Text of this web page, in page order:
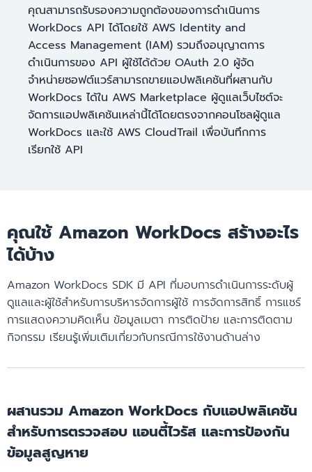
คุณสามารถรับรองความถูกต้องของการดำเนินการ
WorkDocs API ได้โดยใช้ AWS Identity and
Access Management (IAM) รวมถึงอนุญาตการ
ดำเนินการของ API ผู้ใช้ได้ด้วย OAuth 2.0 ผู้จัด
จำหน่ายซอฟต์แวร์สามารถขายแอปพลิเคชันที่ผสานกับ
WorkDocs ได้ใน AWS Marketplace ผู้ดูแลเว็บไซต์จะ
จัดการแอปพลิเคชันเหล่านี้ได้โดยตรงจากคอนโซลผู้ดูแล
WorkDocs และใช้ AWS CloudTrail เพื่อบันทึกการ
เรียกใช้ API
คุณใช้ Amazon WorkDocs สร้างอะไร
ได้บ้าง
Amazon WorkDocs SDK มี API ที่มอบการดำเนินการระดับผู้
ดูแลและผู้ใช้สำหรับการบริหารจัดการผู้ใช้ การจัดการสิทธิ์ การแชร์
การแสดงความคิดเห็น ข้อมูลเมตา การติดป้าย และการติดตาม
กิจกรรม เรียนรู้เพิ่มเติมเกี่ยวกับกรณีการใช้งานด้านล่าง
ผสานรวม Amazon WorkDocs กับแอปพลิเคชัน
สำหรับการตรวจสอบ แอนตี้ไวรัส และการป้องกัน
ข้อมูลสูญหาย